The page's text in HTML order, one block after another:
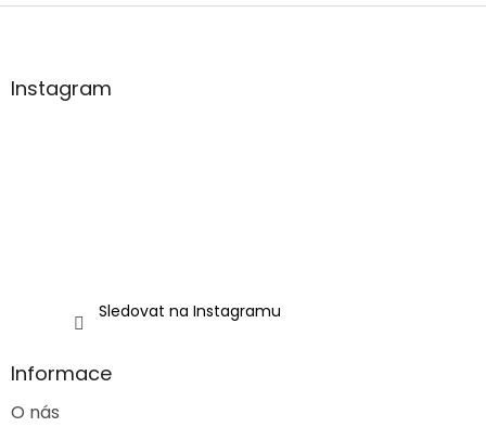
Z
aInstagram
Sledovat na Instagramu
Informace
O nás